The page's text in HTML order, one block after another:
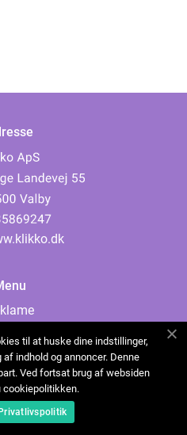
Oss
til at huske dine indstillinger,
indhold og annoncer. Denne
Ved fortsat brug af websiden
cookiepolitikken.
Privatlivspolitik